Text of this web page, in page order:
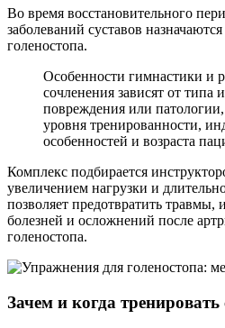
Во время восстановительного
заболеваний суставов
голеностопа.
Особенности гимнастики и
сочленения зависят от типа
повреждения или
уровня тренированности,
особенностей и возраста
Комплекс подбирается
увеличением нагрузки и
позволяет предотвратить травмы,
болезней и осложнений после
голеностопа.
Зачем и когда тренировать